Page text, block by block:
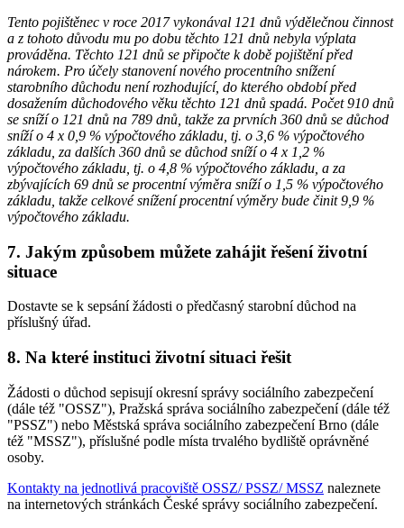
Tento pojištěnec v roce 2017 vykonával 121 dnů výdělečnou činnost
a z tohoto důvodu mu po dobu těchto 121 dnů nebyla výplata
prováděna. Těchto 121 dnů se připočte k době pojištění před
nárokem. Pro účely stanovení nového procentního snížení
starobního důchodu není rozhodující, do kterého období před
dosažením důchodového věku těchto 121 dnů spadá. Počet 910 dnů
se sníží o 121 dnů na 789 dnů, takže za prvních 360 dnů se důchod
sníží o 4 x 0,9 % výpočtového základu, tj. o 3,6 % výpočtového
základu, za dalších 360 dnů se důchod sníží o 4 x 1,2 %
výpočtového základu, tj. o 4,8 % výpočtového základu, a za
zbývajících 69 dnů se procentní výměra sníží o 1,5 % výpočtového
základu, takže celkové snížení procentní výměry bude činit 9,9 %
výpočtového základu.
7. Jakým způsobem můžete zahájit řešení životní
situace
Dostavte se k sepsání žádosti o předčasný starobní důchod na
příslušný úřad.
8. Na které instituci životní situaci řešit
Žádosti o důchod sepisují okresní správy sociálního zabezpečení
(dále též "OSSZ"), Pražská správa sociálního zabezpečení (dále též
"PSSZ") nebo Městská správa sociálního zabezpečení Brno (dále
též "MSSZ"), příslušné podle místa trvalého bydliště oprávněné
osoby.
Kontakty na jednotlivá pracoviště OSSZ/ PSSZ/ MSSZ naleznete
na internetových stránkách České správy sociálního zabezpečení.